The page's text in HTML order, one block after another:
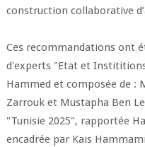
construction collaborative
Ces recommandations ont
d'experts "Etat et
Hammed et composée de :
Zarrouk et Mustapha Ben
"Tunisie 2025", rapportée
encadrée par Kais